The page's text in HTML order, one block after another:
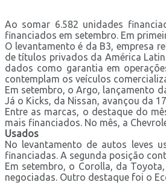
Ao somar 6.582 unidades
financiados em setembro. Em
O levantamento é da B3, empresa
de títulos privados da América
dados como garantia em
contemplam os veículos
Em setembro, o Argo, lançamento
Já o Kicks, da Nissan, avançou da
Entre as marcas, o destaque do
mais financiados. No mês, a
Usados
No levantamento de autos leves
financiadas. A segunda posição
Em setembro, o Corolla, da
negociadas. Outro destaque foi o